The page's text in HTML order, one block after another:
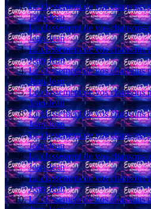
Le classement de vos
Jean-Jean
Le classement de vos
Jean-Jean
Le classement de vos
Jean-Jean
Le classement de vos
Jean-Jean
Le classement de vos
Jean-Jean
Le classement de vos
Jean-Jean
Le classement de vos
Jean-Jean
Le classement de vos
Jean-Jean
Le classement de vos
Jean-Jean
Le classement de vos